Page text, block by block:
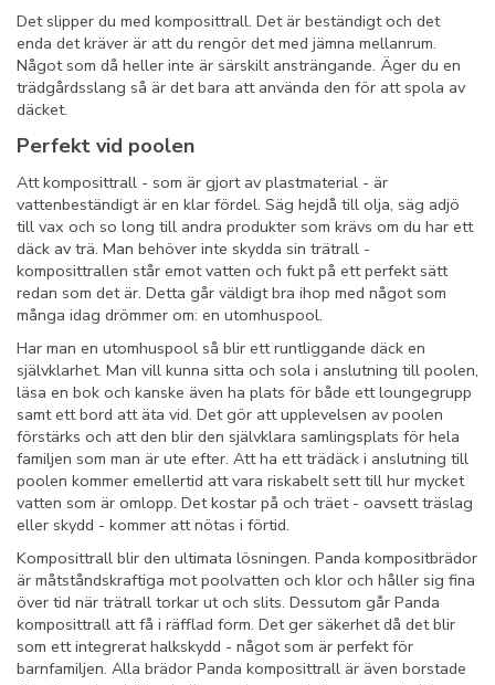
Det slipper du med komposittrall. Det är beständigt och det
enda det kräver är att du rengör det med jämna mellanrum.
Något som då heller inte är särskilt ansträngande. Äger du en
trädgårdsslang så är det bara att använda den för att spola av
däcket.
Perfekt vid poolen
Att komposittrall - som är gjort av plastmaterial - är
vattenbeständigt är en klar fördel. Säg hejdå till olja, säg adjö
till vax och so long till andra produkter som krävs om du har ett
däck av trä. Man behöver inte skydda sin trätrall -
komposittrallen står emot vatten och fukt på ett perfekt sätt
redan som det är. Detta går väldigt bra ihop med något som
många idag drömmer om: en utomhuspool.
Har man en utomhuspool så blir ett runtliggande däck en
självklarhet. Man vill kunna sitta och sola i anslutning till poolen,
läsa en bok och kanske även ha plats för både ett loungegrupp
samt ett bord att äta vid. Det gör att upplevelsen av poolen
förstärks och att den blir den självklara samlingsplats för hela
familjen som man är ute efter. Att ha ett trädäck i anslutning till
poolen kommer emellertid att vara riskabelt sett till hur mycket
vatten som är omlopp. Det kostar på och träet - oavsett träslag
eller skydd - kommer att nötas i förtid.
Komposittrall blir den ultimata lösningen. Panda kompositbrädor
är måtståndskraftiga mot poolvatten och klor och håller sig fina
över tid när trätrall torkar ut och slits. Dessutom går Panda
komposittrall att få i räfflad form. Det ger säkerhet då det blir
som ett integrerat halkskydd - något som är perfekt för
barnfamiljen. Alla brädor Panda komposittrall är även borstade